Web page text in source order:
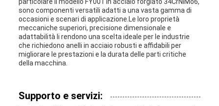
particolare il modello FY001 in acciaio forgiato 34CrNiMo6,
sono componenti versatili adatti a una vasta gamma di
occasioni e scenari di applicazione.Le loro proprietà
meccaniche superiori, precisione dimensionale e
adattabilità li rendono una scelta ideale per le industrie
che richiedono anelli in acciaio robusti e affidabili per
migliorare le prestazioni e la durata delle parti critiche
della macchina.
Supporto e servizi: